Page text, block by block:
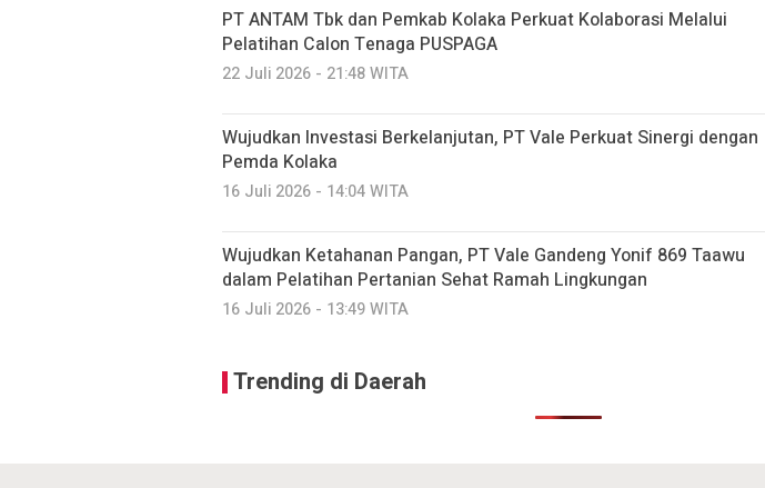
PT ANTAM Tbk dan Pemkab Kolaka Perkuat Kolaborasi Melalui
Pelatihan Calon Tenaga PUSPAGA
22 Juli 2026 - 21:48 WITA
Wujudkan Investasi Berkelanjutan, PT Vale Perkuat Sinergi dengan
Pemda Kolaka
16 Juli 2026 - 14:04 WITA
Wujudkan Ketahanan Pangan, PT Vale Gandeng Yonif 869 Taawu
dalam Pelatihan Pertanian Sehat Ramah Lingkungan
16 Juli 2026 - 13:49 WITA
Trending di Daerah